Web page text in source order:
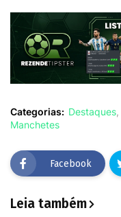
Categorias: Destaques
Manchetes
Facebook
Leia também